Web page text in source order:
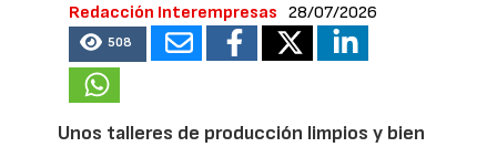
Redacción Interempresas 28/07/2026
508
Unos talleres de producción limpios y bien